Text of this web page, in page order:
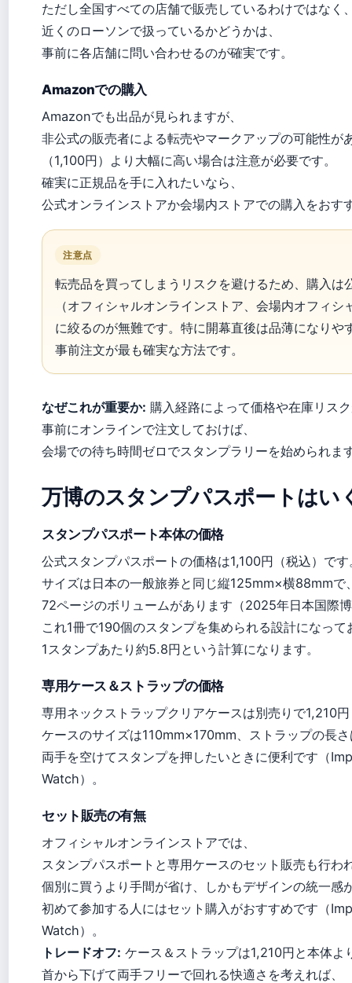
ただし全国すべての店舗で販売しているわけではなく
近くのローソンで扱っているかどうかは、
事前に各店舗に問い合わせるのが確実です。
Amazonでの購入
Amazonでも出品が見られますが、
非公式の販売者による転売やマークアップの可能性が
（1,100円）より大幅に高い場合は注意が必要です。
確実に正規品を手に入れたいなら、
公式オンラインストアか会場内ストアでの購入をおす
注意点
転売品を買ってしまうリスクを避けるため、購入は
（オフィシャルオンラインストア、会場内オフィシ
に絞るのが無難です。特に開幕直後は品薄になりや
事前注文が最も確実な方法です。
なぜこれが重要か: 購入経路によって価格や在庫リス
事前にオンラインで注文しておけば、
会場での待ち時間ゼロでスタンプラリーを始められま
万博のスタンプパスポートはい
スタンプパスポート本体の価格
公式スタンプパスポートの価格は1,100円（税込）です
サイズは日本の一般旅券と同じ縦125mm×横88mmで
72ページのボリュームがあります（2025年日本国際
これ1冊で190個のスタンプを集められる設計になって
1スタンプあたり約5.8円という計算になります。
専用ケース＆ストラップの価格
専用ネックストラップクリアケースは別売りで1,210
ケースのサイズは110mm×170mm、ストラップの長
両手を空けてスタンプを押したいときに便利です（
Watch）。
セット販売の有無
オフィシャルオンラインストアでは、
スタンプパスポートと専用ケースのセット販売も行わ
個別に買うより手間が省け、しかもデザインの統一感
初めて参加する人にはセット購入がおすすめです（
Watch）。
トレードオフ: ケース＆ストラップは1,210円と本体よ
首から下げて両手フリーで回れる快適さを考えれば、